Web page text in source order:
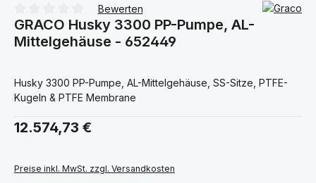
Durchschnittliche Bewertung von 0 von 5 Sternen
Bewerten
GRACO Husky 3300 PP-Pumpe, AL-
Mittelgehäuse - 652449
Husky 3300 PP-Pumpe, AL-Mittelgehäuse, SS-Sitze, PTFE-
Kugeln & PTFE Membrane
Regulärer Preis:
12.574,73 €
Preise inkl. MwSt. zzgl. Versandkosten